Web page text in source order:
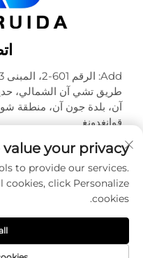
طريق تشي آن الشمالي،
آن، بلدة جون آن، منطقة
قوانغدونغ
هاتف:+86-18320933590
البريد الإلكتروني: [email protected]
المحدودة. جميع
value your privacy
to provide our services.
click Personalize
cookies.